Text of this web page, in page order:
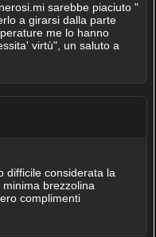
sarebbe piaciuto "
a girarsi dalla parte
me lo hanno
virtù", un saluto a
difficile considerata la
brezzolina
complimenti